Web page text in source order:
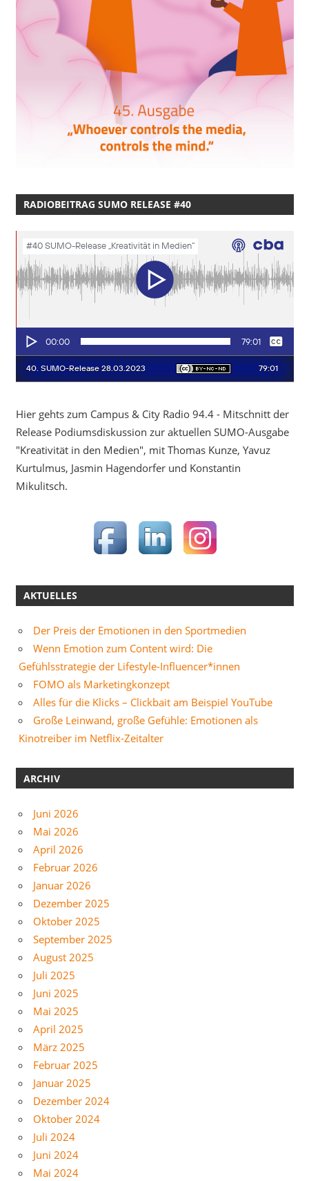
RADIOBEITRAG SUMO RELEASE #40
Hier gehts zum Campus & City Radio 94.4 - Mitschnitt der
Release Podiumsdiskussion zur aktuellen SUMO-Ausgabe
"Kreativität in den Medien", mit Thomas Kunze, Yavuz
Kurtulmus, Jasmin Hagendorfer und Konstantin
Mikulitsch.
AKTUELLES
Der Preis der Emotionen in den Sportmedien
Wenn Emotion zum Content wird: Die
Gefühlsstrategie der Lifestyle-Influencer*innen
FOMO als Marketingkonzept
Alles für die Klicks – Clickbait am Beispiel YouTube
Große Leinwand, große Gefühle: Emotionen als
Kinotreiber im Netflix-Zeitalter
ARCHIV
Juni 2026
Mai 2026
April 2026
Februar 2026
Januar 2026
Dezember 2025
Oktober 2025
September 2025
August 2025
Juli 2025
Juni 2025
Mai 2025
April 2025
März 2025
Februar 2025
Januar 2025
Dezember 2024
Oktober 2024
Juli 2024
Juni 2024
Mai 2024